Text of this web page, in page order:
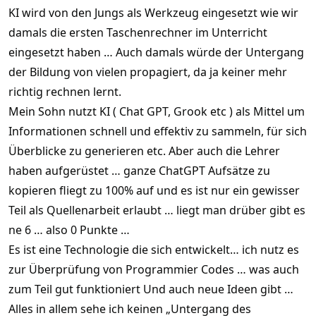
KI wird von den Jungs als Werkzeug eingesetzt wie wir
damals die ersten Taschenrechner im Unterricht
eingesetzt haben … Auch damals würde der Untergang
der Bildung von vielen propagiert, da ja keiner mehr
richtig rechnen lernt.
Mein Sohn nutzt KI ( Chat GPT, Grook etc ) als Mittel um
Informationen schnell und effektiv zu sammeln, für sich
Überblicke zu generieren etc. Aber auch die Lehrer
haben aufgerüstet … ganze ChatGPT Aufsätze zu
kopieren fliegt zu 100% auf und es ist nur ein gewisser
Teil als Quellenarbeit erlaubt … liegt man drüber gibt es
ne 6 … also 0 Punkte …
Es ist eine Technologie die sich entwickelt… ich nutz es
zur Überprüfung von Programmier Codes … was auch
zum Teil gut funktioniert Und auch neue Ideen gibt …
Alles in allem sehe ich keinen „Untergang des